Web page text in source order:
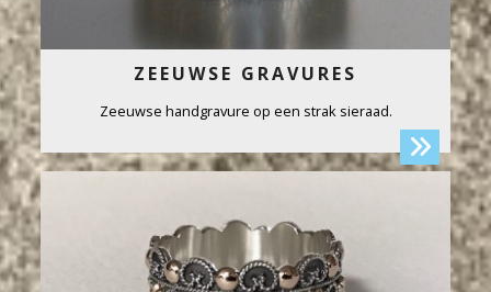
ZEEUWSE GRAVURES
Zeeuwse handgravure op een strak sieraad.